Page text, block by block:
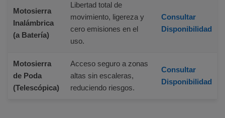
Motosierra
Inalámbrica
(a Batería)
Libertad total de
movimiento, ligereza y
cero emisiones en el
uso.
Consultar
Disponibilidad
Motosierra
de Poda
(Telescópica)
Acceso seguro a zonas
altas sin escaleras,
reduciendo riesgos.
Consultar
Disponibilidad